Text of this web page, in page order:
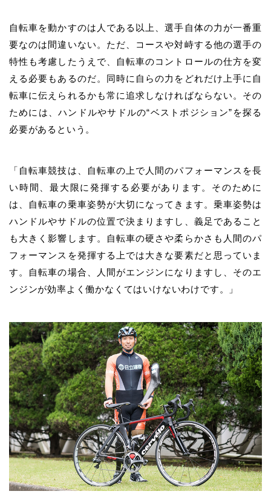
自転車を動かすのは人である以上、選手自体の力が一番重
要なのは間違いない。ただ、コースや対峙する他の選手の
特性も考慮したうえで、自転車のコントロールの仕方を変
える必要もあるのだ。同時に自らの力をどれだけ上手に自
転車に伝えられるかも常に追求しなければならない。その
ためには、ハンドルやサドルの“ベストポジション” を探る
必要があるという。
「自転車競技は、自転車の上で人間のパフォーマンスを長
い時間、最大限に発揮する必要があります。そのために
は、自転車の乗車姿勢が大切になってきます。乗車姿勢は
ハンドルやサドルの位置で決まりますし、義足であること
も大きく影響します。自転車の硬さや柔らかさも人間のパ
フォーマンスを発揮する上では大きな要素だと思っていま
す。自転車の場合、人間がエンジンになりますし、そのエ
ンジンが効率よく働かなくてはいけないわけです。」